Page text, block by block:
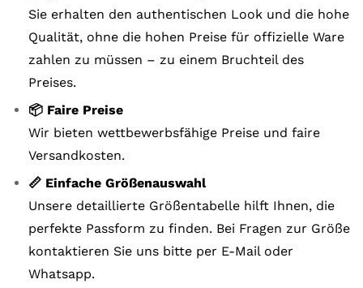
Sie erhalten den authentischen Look und die hohe
Qualität, ohne die hohen Preise für offizielle Ware
zahlen zu müssen – zu einem Bruchteil des
Preises.
📦 Faire Preise
Wir bieten wettbewerbsfähige Preise und faire
Versandkosten.
📏 Einfache Größenauswahl
Unsere detaillierte Größentabelle hilft Ihnen, die
perfekte Passform zu finden. Bei Fragen zur Größe
kontaktieren Sie uns bitte per E-Mail oder
Whatsapp.